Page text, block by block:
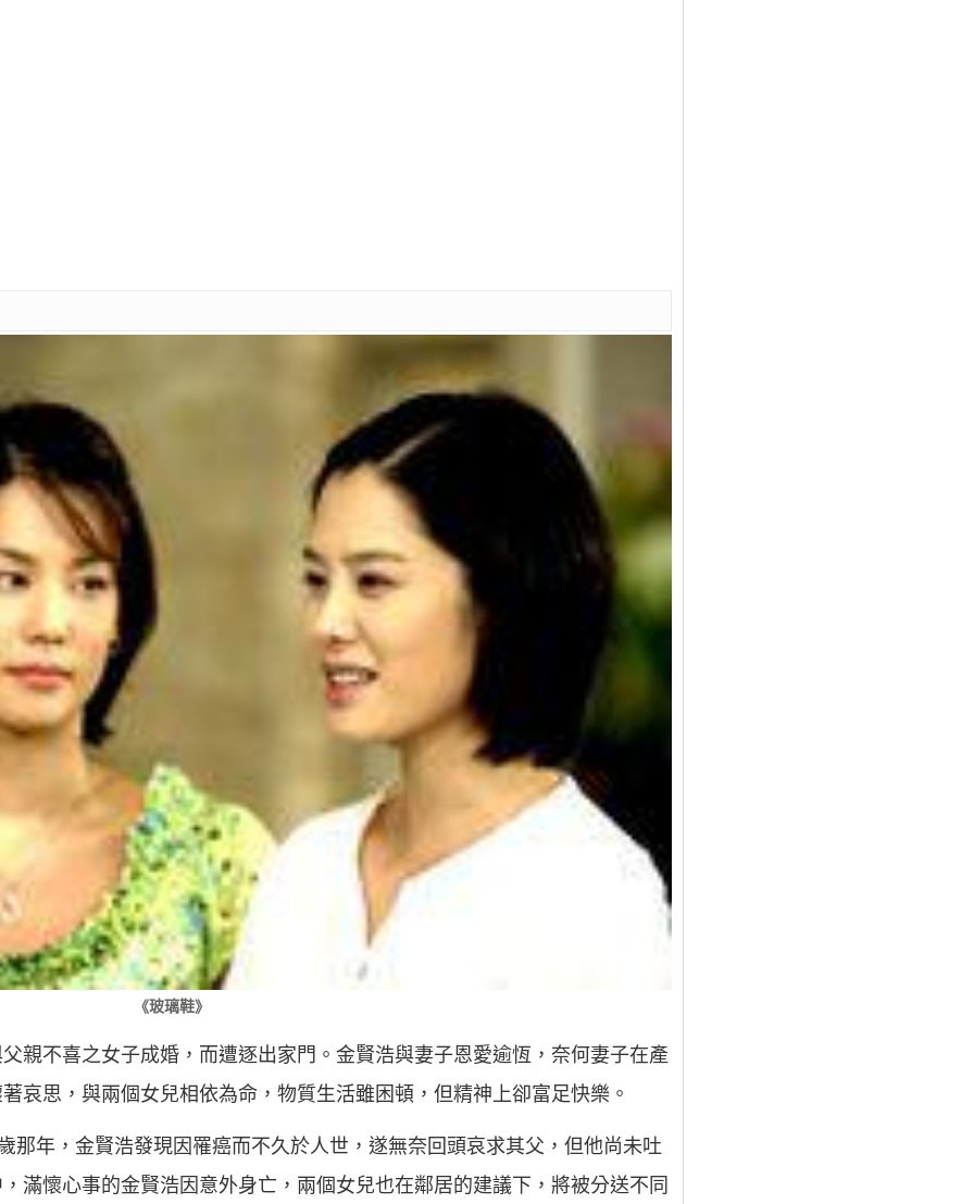
《玻璃鞋》
親不喜之女子成婚，而遭逐出家門。金賢浩與妻子恩愛逾恆，奈何妻子在產
哀思，與兩個女兒相依為命，物質生活雖困頓，但精神上卻富足快樂。
那年，金賢浩發現因罹癌而不久於人世，遂無奈回頭哀求其父，但他尚未吐
滿懷心事的金賢浩因意外身亡，兩個女兒也在鄰居的建議下，將被分送不同